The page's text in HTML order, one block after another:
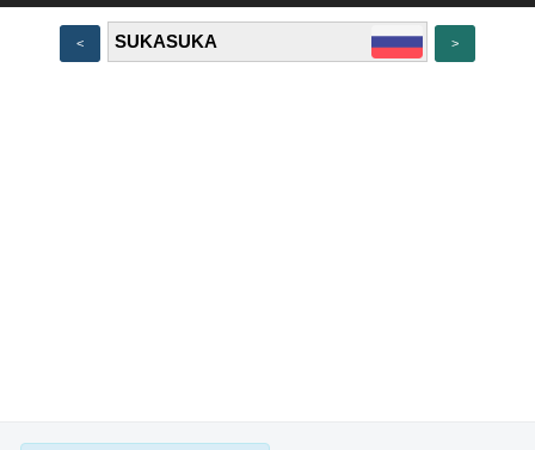
< >